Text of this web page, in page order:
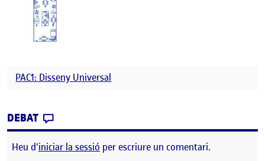
PAC1: Disseny Universal
DEBAT
Heu d'iniciar la sessió per escriure un comentari.